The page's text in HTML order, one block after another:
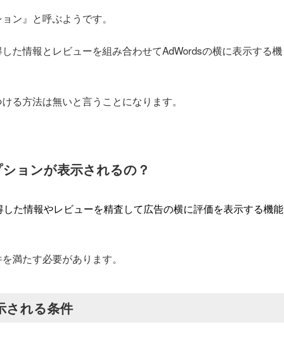
ン』と呼ぶようです。
た情報とレビューを組み合わせてAdWordsの横に表示する機
る方法は無いと言うことになります。
ョンが表示されるの？
た情報やレビューを精査して広告の横に評価を表示する機能
満たす必要があります。
される条件